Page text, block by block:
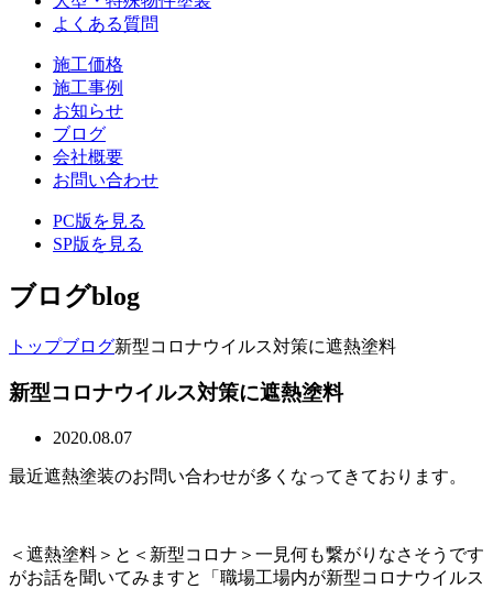
よくある質問
施工価格
施工事例
お知らせ
ブログ
会社概要
お問い合わせ
PC版を見る
SP版を見る
ブログblog
トップブログ新型コロナウイルス対策に遮熱塗料
新型コロナウイルス対策に遮熱塗料
2020.08.07
最近遮熱塗装のお問い合わせが多くなってきております。
＜遮熱塗料＞と＜新型コロナ＞一見何も繋がりなさそうです
がお話を聞いてみますと「職場工場内が新型コロナウイルス